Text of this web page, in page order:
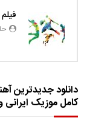
دانلود جدیدترین
کامل موزیک